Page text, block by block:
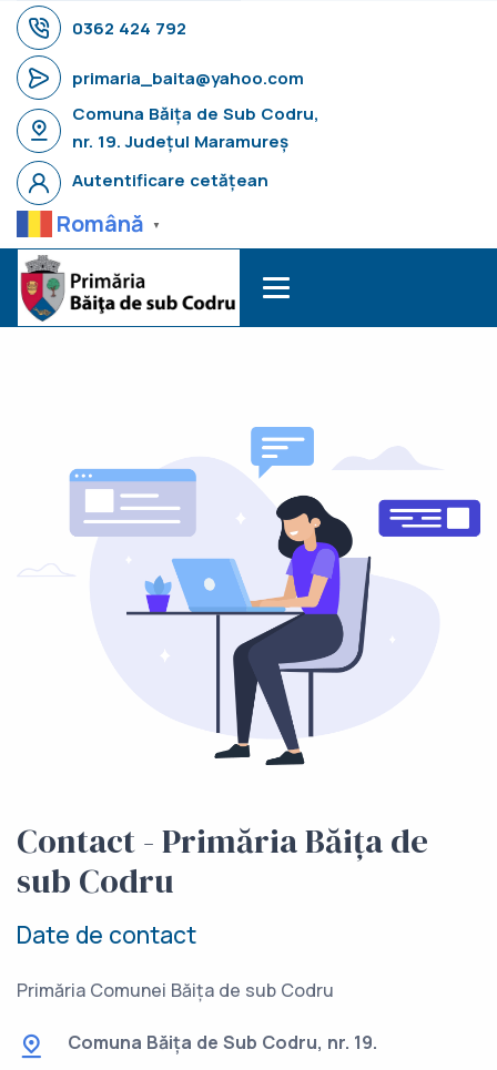
0362 424 792
primaria_baita@yahoo.com
Comuna Băița de Sub Codru,
nr. 19. Județul Maramureș
Autentificare cetățean
Română ▼
Contact - Primăria Băița de
sub Codru
Date de contact
Primăria Comunei Băița de sub Codru
Comuna Băița de Sub Codru, nr. 19.